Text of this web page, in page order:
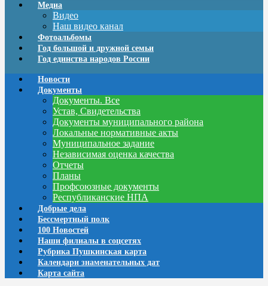
Медиа
Видео
Наш видео канал
Фотоальбомы
Год большой и дружной семьи
Год единства народов России
Новости
Документы
Документы. Все
Устав, Свидетельства
Документы муниципального района
Локальные нормативные акты
Муниципальное задание
Независимая оценка качества
Отчеты
Планы
Профсоюзные документы
Республиканские НПА
Добрые дела
Бессмертный полк
100 Новостей
Наши филиалы в соцсетях
Рубрика Пушкинская карта
Календари знаменательных дат
Карта сайта